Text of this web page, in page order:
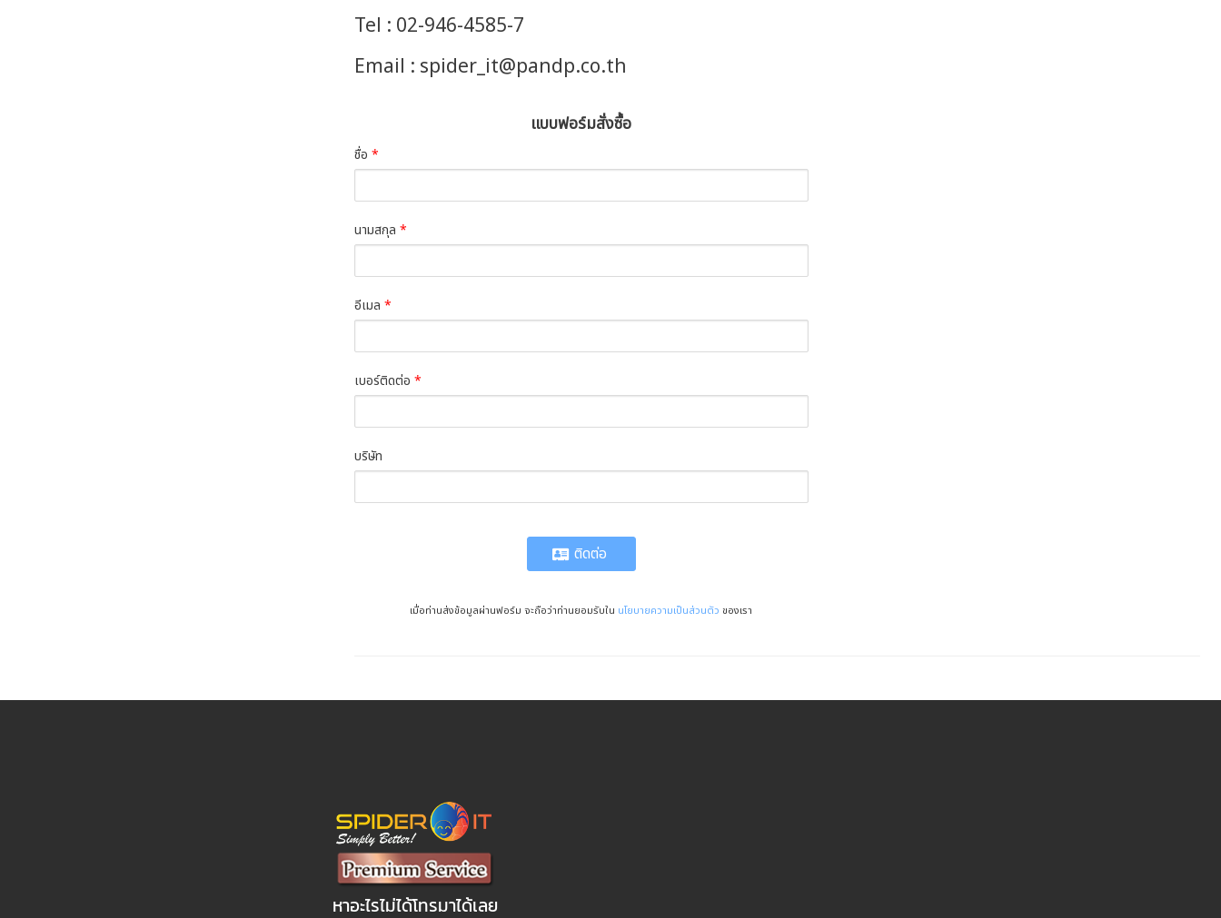
Tel : 02-946-4585-7
Email : spider_it@pandp.co.th
แบบฟอร์มสั่งซื้อ
ชื่อ *
นามสกุล *
อีเมล *
เบอร์ติดต่อ *
บริษัท
ติดต่อ
เมื่อท่านส่งข้อมูลผ่านฟอร์ม จะถือว่าท่านยอมรับใน นโยบายความเป็นส่วนตัว ของเรา
หาอะไรไม่ได้โทรมาได้เลย